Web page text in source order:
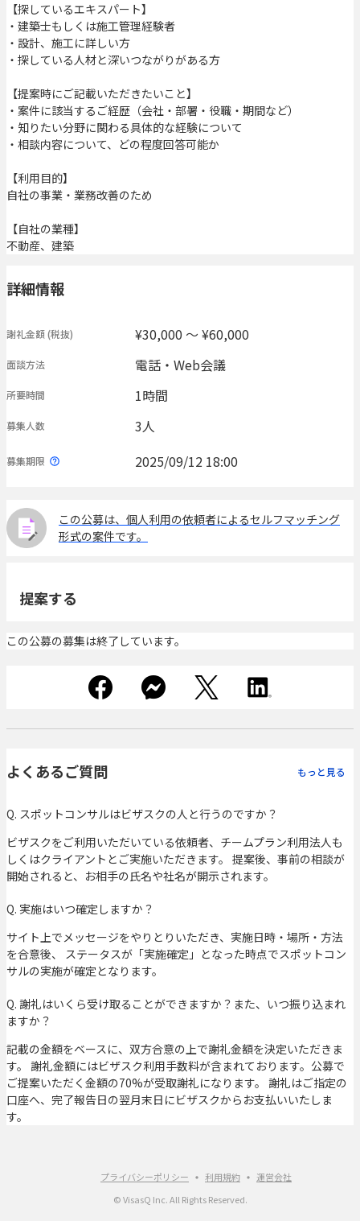
【探しているエキスパート】
・建築士もしくは施工管理経験者
・設計、施工に詳しい方
・探している人材と深いつながりがある方
【提案時にご記載いただきたいこと】
・案件に該当するご経歴（会社・部署・役職・期間など）
・知りたい分野に関わる具体的な経験について
・相談内容について、どの程度回答可能か
【利用目的】
自社の事業・業務改善のため
【自社の業種】
不動産、建築
詳細情報
謝礼金額(税抜) ¥30,000 〜 ¥60,000
面談方法 電話・Web会議
所要時間 1時間
募集人数 3人
募集期限 2025/09/12 18:00
この公募は、個人利用の依頼者によるセルフマッチング
形式の案件です。
提案する
この公募の募集は終了しています。
よくあるご質問 もっと見る
Q. スポットコンサルはビザスクの人と行うのですか？
ビザスクをご利用いただいている依頼者、チームプラン利用法人も
しくはクライアントとご実施いただきます。 提案後、事前の相談が
開始されると、お相手の氏名や社名が開示されます。
Q. 実施はいつ確定しますか？
サイト上でメッセージをやりとりいただき、実施日時・場所・方法
を合意後、 ステータスが「実施確定」となった時点でスポットコン
サルの実施が確定となります。
Q. 謝礼はいくら受け取ることができますか？また、いつ振り込まれ
ますか？
記載の金額をベースに、双方合意の上で謝礼金額を決定いただきま
す。 謝礼金額にはビザスク利用手数料が含まれております。公募で
ご提案いただく金額の70%が受取謝礼になります。 謝礼はご指定の
口座へ、完了報告日の翌月末日にビザスクからお支払いいたしま
す。
プライバシーポリシー 利用規約
運営会社
© VisasQ Inc. All Rights Reserved.